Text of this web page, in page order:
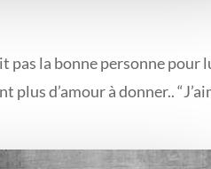
pas la bonne personne pour
d’amour à donner..